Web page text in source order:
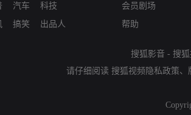
汽车
搞笑
科技
出品人
会员剧场
帮助
搜狐影音 - 搜
请仔细阅读 搜狐视频隐私政策、